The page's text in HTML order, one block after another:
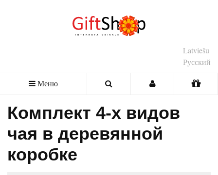
Latviešu
Русский
Меню
Комплект 4-х видов
чая в деревянной
коробке